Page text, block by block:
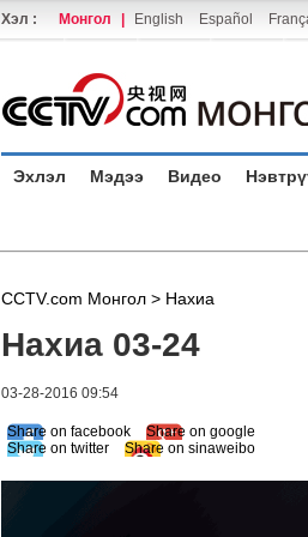
Хэл : Монгол English Español
Эхлэл Мэдээ Видео
CCTV.com Монгол > Нахиа
Нахиа 03-24
03-28-2016 09:54
Share on facebook
Share on google
Share on twitter
Share on sinaweibo